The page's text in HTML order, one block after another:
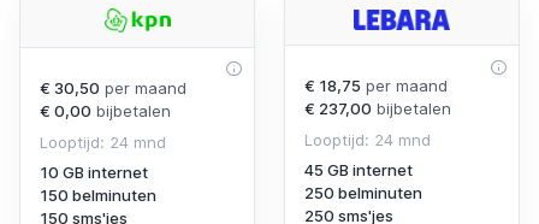
€ 30,50 per maand
€ 0,00 bijbetalen
Looptijd: 24 mnd
10 GB internet
150 belminuten
150 sms'jes
€ 18,75 per maand
€ 237,00 bijbetalen
Looptijd: 24 mnd
45 GB internet
250 belminuten
250 sms'jes